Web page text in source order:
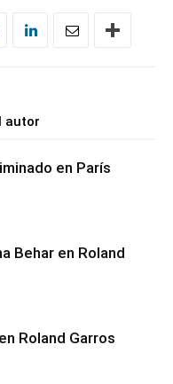
autor
en París
Behar en Roland
Roland Garros